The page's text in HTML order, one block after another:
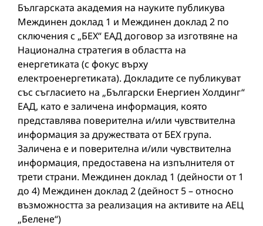
Българската академия на науките публикува
Междинен доклад 1 и Междинен доклад 2 по
сключения с „БЕХ“ ЕАД договор за изготвяне на
Национална стратегия в областта на
енергетиката (с фокус върху
електроенергетиката). Докладите се публикуват
със съгласието на „Български Енергиен Холдинг“
ЕАД, като е заличена информация, която
представлява поверителна и/или чувствителна
информация за дружествата от БЕХ група.
Заличена е и поверителна и/или чувствителна
информация, предоставена на изпълнителя от
трети страни. Междинен доклад 1 (дейности от 1
до 4) Междинен доклад 2 (дейност 5 – относно
възможността за реализация на активите на АЕЦ
„Белене“)